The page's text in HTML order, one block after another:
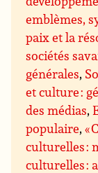
emblèmes,
paix et la
sociétés
générales,
et culture :
des médias,
populaire,«
culturelles :
culturelles :